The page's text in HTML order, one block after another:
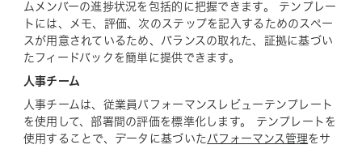
ムメンバーの進捗状況を包括的に把握できます。 テンプレー
トには、メモ、評価、次のステップを記入するためのスペー
スが用意されているため、バランスの取れた、証拠に基づい
たフィードバックを簡単に提供できます。
人事チーム
人事チームは、従業員パフォーマンスレビューテンプレート
を使用して、部署間の評価を標準化します。 テンプレートを
使用することで、データに基づいたパフォーマンス管理をサ